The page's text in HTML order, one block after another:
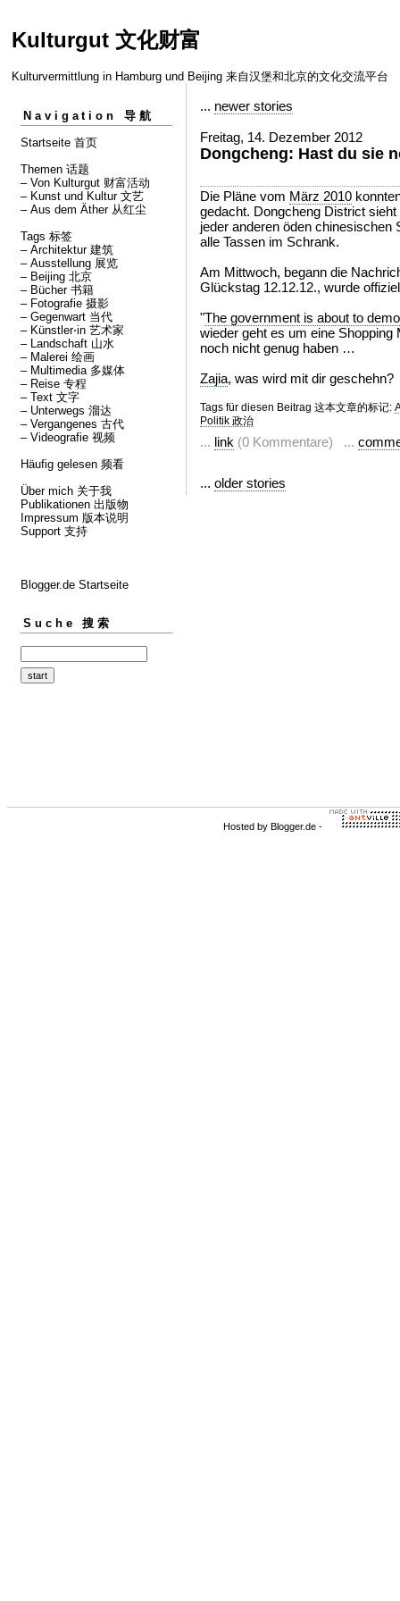
Kulturgut 文化财富
Kulturvermittlung in Hamburg und Beijing 来自汉堡和北京的文化交流平台
Navigation 导航
Startseite 首页
Themen 话题
– Von Kulturgut 财富活动
– Kunst und Kultur 文艺
– Aus dem Äther 从红尘
Tags 标签
– Architektur 建筑
– Ausstellung 展览
– Beijing 北京
– Bücher 书籍
– Fotografie 摄影
– Gegenwart 当代
– Künstler⋅in 艺术家
– Landschaft 山水
– Malerei 绘画
– Multimedia 多媒体
– Reise 专程
– Text 文字
– Unterwegs 溜达
– Vergangenes 古代
– Videografie 视频
Häufig gelesen 频看
Über mich 关于我
Publikationen 出版物
Impressum 版本说明
Support 支持
Blogger.de Startseite
Suche 搜索
... newer stories
Freitag, 14. Dezember 2012
Dongcheng: Hast du sie
Die Pläne vom März 2010
gedacht. Dongcheng District
jeder anderen öden chinesischen
alle Tassen im Schrank.
Am Mittwoch, begann die
Glückstag 12.12.12., wurde
"The government is about to
wieder geht es um eine
noch nicht genug haben …
Zajia, was wird mit dir geschehn?
Tags für diesen Beitrag 这本文章的标记:
Politik 政治
... link (0 Kommentare) ...
... older stories
Hosted by Blogger.de -